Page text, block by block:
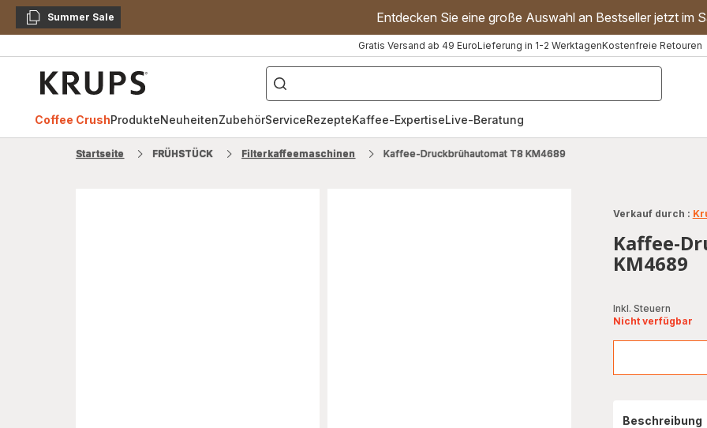
KopierenSummer Sale Entdecken Sie eine große Auswahl an Bestseller jetzt im
Gratis Versand ab 49 EuroLieferung in 1-2 WerktagenKostenfreie Retouren
["Kaffeevollautomat","Handmixer","Waffeleisen"]
Coffee CrushProdukteNeuheitenZubehörServiceRezepteKaffee-ExpertiseLive-Beratung
Startseite FRÜHSTÜCK Filterkaffeemaschinen Kaffee-Druckbrühautomat T8 KM4689
Verkauf durch :
Kaffee-
KM4689
Inkl. Steuern
Nicht verfügbar
Beschreibung